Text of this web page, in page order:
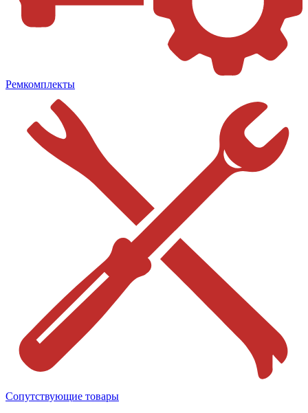
Ремкомплекты
Сопутствующие товары